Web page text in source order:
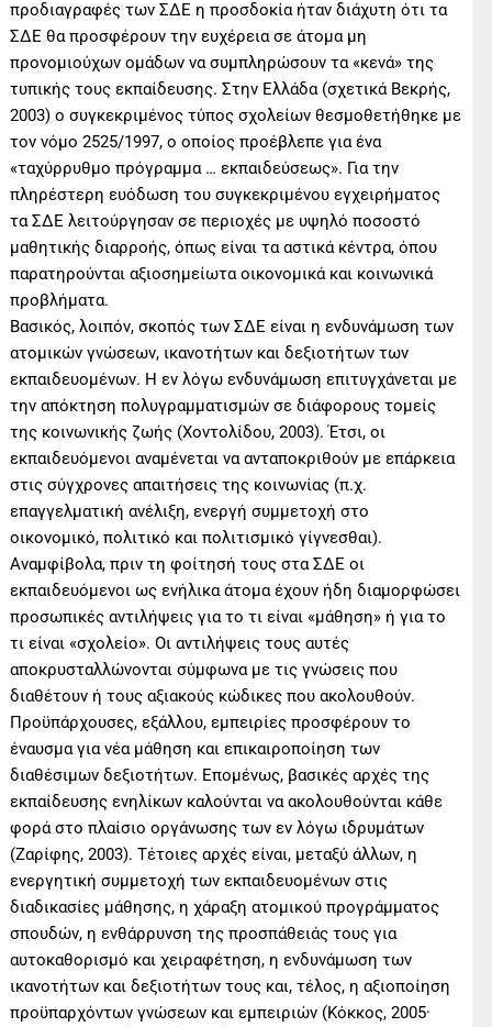
προδιαγραφές των ΣΔΕ η προσδοκία ήταν διάχυτη ότι τα
ΣΔΕ θα προσφέρουν την ευχέρεια σε άτομα μη
προνομιούχων ομάδων να συμπληρώσουν τα «κενά» της
τυπικής τους εκπαίδευσης. Στην Ελλάδα (σχετικά Βεκρής,
2003) ο συγκεκριμένος τύπος σχολείων θεσμοθετήθηκε με
τον νόμο 2525/1997, ο οποίος προέβλεπε για ένα
«ταχύρρυθμο πρόγραμμα … εκπαιδεύσεως». Για την
πληρέστερη ευόδωση του συγκεκριμένου εγχειρήματος
τα ΣΔΕ λειτούργησαν σε περιοχές με υψηλό ποσοστό
μαθητικής διαρροής, όπως είναι τα αστικά κέντρα, όπου
παρατηρούνται αξιοσημείωτα οικονομικά και κοινωνικά
προβλήματα.
Βασικός, λοιπόν, σκοπός των ΣΔΕ είναι η ενδυνάμωση των
ατομικών γνώσεων, ικανοτήτων και δεξιοτήτων των
εκπαιδευομένων. Η εν λόγω ενδυνάμωση επιτυγχάνεται με
την απόκτηση πολυγραμματισμών σε διάφορους τομείς
της κοινωνικής ζωής (Χοντολίδου, 2003). Έτσι, οι
εκπαιδευόμενοι αναμένεται να ανταποκριθούν με επάρκεια
στις σύγχρονες απαιτήσεις της κοινωνίας (π.χ.
επαγγελματική ανέλιξη, ενεργή συμμετοχή στο
οικονομικό, πολιτικό και πολιτισμικό γίγνεσθαι).
Αναμφίβολα, πριν τη φοίτησή τους στα ΣΔΕ οι
εκπαιδευόμενοι ως ενήλικα άτομα έχουν ήδη διαμορφώσει
προσωπικές αντιλήψεις για το τι είναι «μάθηση» ή για το
τι είναι «σχολείο». Οι αντιλήψεις τους αυτές
αποκρυσταλλώνονται σύμφωνα με τις γνώσεις που
διαθέτουν ή τους αξιακούς κώδικες που ακολουθούν.
Προϋπάρχουσες, εξάλλου, εμπειρίες προσφέρουν το
έναυσμα για νέα μάθηση και επικαιροποίηση των
διαθέσιμων δεξιοτήτων. Επομένως, βασικές αρχές της
εκπαίδευσης ενηλίκων καλούνται να ακολουθούνται κάθε
φορά στο πλαίσιο οργάνωσης των εν λόγω ιδρυμάτων
(Ζαρίφης, 2003). Τέτοιες αρχές είναι, μεταξύ άλλων, η
ενεργητική συμμετοχή των εκπαιδευομένων στις
διαδικασίες μάθησης, η χάραξη ατομικού προγράμματος
σπουδών, η ενθάρρυνση της προσπάθειάς τους για
αυτοκαθορισμό και χειραφέτηση, η ενδυνάμωση των
ικανοτήτων και δεξιοτήτων τους και, τέλος, η αξιοποίηση
προϋπαρχόντων γνώσεων και εμπειριών (Κόκκος, 2005·